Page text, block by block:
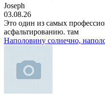
Joseph
03.08.26
Это один из самых
асфальтированию. там
Наполовину солнечно,